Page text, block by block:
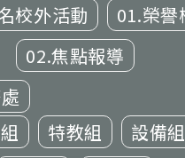
校外活動
01.榮譽
02.焦點報導
特教組
設備組